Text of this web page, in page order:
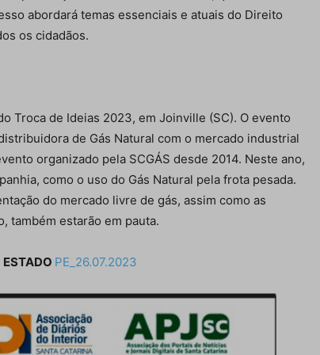
abordará temas essenciais e atuais do Direito
os cidadãos.
Troca de Ideias 2023, em Joinville (SC). O evento
de Gás Natural com o mercado industrial
organizado pela SCGÁS desde 2014. Neste ano,
como o uso do Gás Natural pela frota pesada.
do mercado livre de gás, assim como as
também estarão em pauta.
PE_26.07.2023